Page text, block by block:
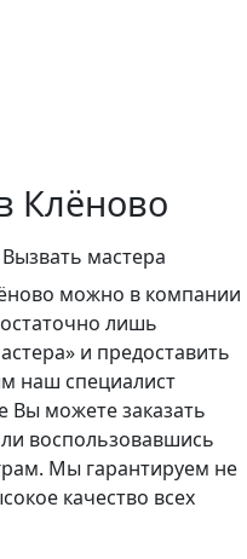
Клёново
Вызвать мастера
можно в компании
лишь
и предоставить
наш специалист
Вы можете заказать
воспользовавшись
Мы гарантируем не
качество всех